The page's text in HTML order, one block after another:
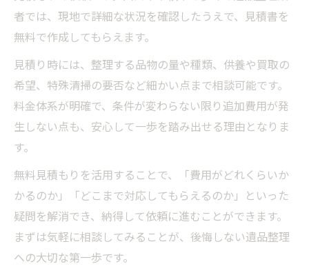
者では、現地で詳細な状況を確認したうえで、見積書を
無料で作成してもらえます。
見積り時には、整理する品物の量や種類、供養や買取の
希望、特殊清掃の要否など細かい点まで相談可能です。
料金体系が明確で、条件が変わらない限り追加費用が発
生しない点も、安心して一歩を踏み出せる理由となりま
す。
無料見積もりを活用することで、「費用がどれくらいか
かるのか」「どこまで対応してもらえるのか」といった
疑問を解消でき、納得して依頼に進むことができます。
まずは気軽に相談してみることが、後悔しない遺品整理
への大切な第一歩です。